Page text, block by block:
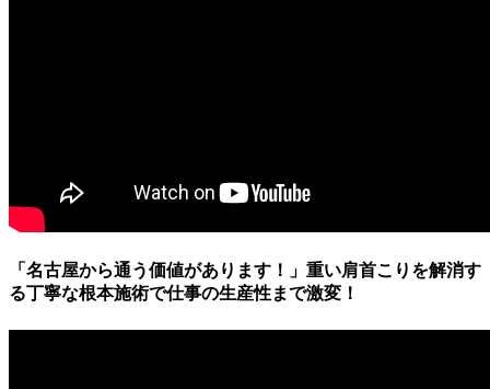
「名古屋から通う価値があります！」重い肩首こりを解消す
る丁寧な根本施術で仕事の生産性まで激変！